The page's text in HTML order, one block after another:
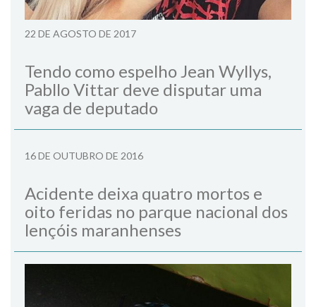
22 DE AGOSTO DE 2017
Tendo como espelho Jean Wyllys,
Pabllo Vittar deve disputar uma
vaga de deputado
16 DE OUTUBRO DE 2016
Acidente deixa quatro mortos e
oito feridas no parque nacional dos
lençóis maranhenses